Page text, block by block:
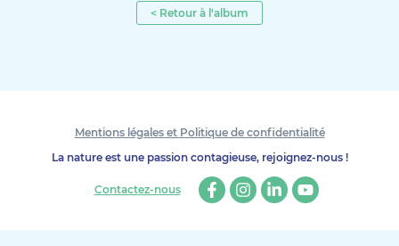
< Retour à l'album
Mentions légales et Politique de confidentialité
La nature est une passion contagieuse, rejoignez-nous !
Contactez-nous FacebookInstagram
LinkedinYoutube